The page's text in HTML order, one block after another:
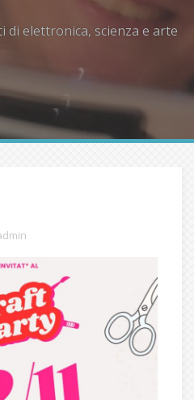
elettronica, scienza e arte